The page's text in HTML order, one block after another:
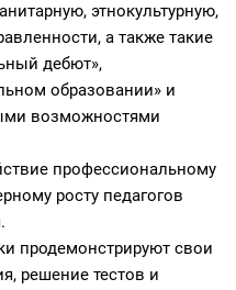
этнокультурную,
а также такие
дебют»,
образовании» и
возможностями
профессиональному
росту педагогов
продемонстрируют свои
решение тестов и